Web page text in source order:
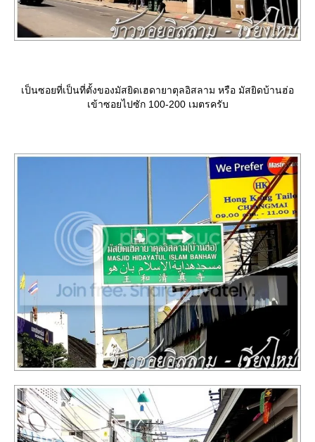
เป็นซอยที่เป็นที่ตั้งของมัสยิดเฮดายาตุลอิสลาม หรือ มัสยิดบ้านฮ่อ
เข้าซอยไปซัก 100-200 เมตรครับ